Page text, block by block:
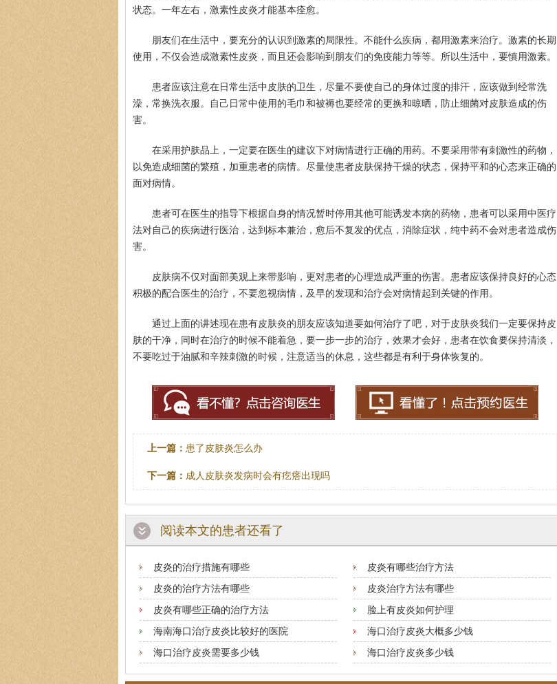
状态。一年左右，激素性皮炎才能基本痊愈。
朋友们在生活中，要充分的认识到激素的局限性。不能什么疾病，都用激素来治疗。激素的长期
使用，不仅会造成激素性皮炎，而且还会影响到朋友们的免疫能力等等。所以生活中，要慎用激素。
患者应该注意在日常生活中皮肤的卫生，尽量不要使自己的身体过度的排汗，应该做到经常洗
澡，常换洗衣服。自己日常中使用的毛巾和被褥也要经常的更换和晾晒，防止细菌对皮肤造成的伤
害。
在采用护肤品上，一定要在医生的建议下对病情进行正确的用药。不要采用带有刺激性的药物，
以免造成细菌的繁殖，加重患者的病情。尽量使患者皮肤保持干燥的状态，保持平和的心态来正确的
面对病情。
患者可在医生的指导下根据自身的情况暂时停用其他可能诱发本病的药物，患者可以采用中医疗
法对自己的疾病进行医治，达到标本兼治，愈后不复发的优点，消除症状，纯中药不会对患者造成伤
害。
皮肤病不仅对面部美观上来带影响，更对患者的心理造成严重的伤害。患者应该保持良好的心态
积极的配合医生的治疗，不要忽视病情，及早的发现和治疗会对病情起到关键的作用。
通过上面的讲述现在患有皮肤炎的朋友应该知道要如何治疗了吧，对于皮肤炎我们一定要保持皮
肤的干净，同时在治疗的时候不能着急，要一步一步的治疗，效果才会好，患者在饮食要保持清淡，
不要吃过于油腻和辛辣刺激的时候，注意适当的休息，这些都是有利于身体恢复的。
上一篇： 患了皮肤炎怎么办
下一篇： 成人皮肤炎发病时会有疙瘩出现吗
阅读本文的患者还看了
皮炎的治疗措施有哪些
皮炎有哪些治疗方法
皮炎的治疗方法有哪些
皮炎治疗方法有哪些
皮炎有哪些正确的治疗方法
脸上有皮炎如何护理
海南海口治疗皮炎比较好的医院
海口治疗皮炎大概多少钱
海口治疗皮炎需要多少钱
海口治疗皮炎多少钱